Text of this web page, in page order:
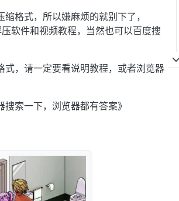
格式，所以嫌麻烦的就别下了，
软件和视频教程，当然也可以百度搜
式，请一定要看说明教程，或者浏览器
索一下，浏览器都有答案》